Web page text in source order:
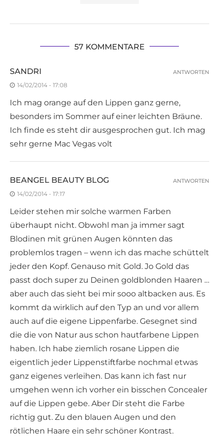
57 KOMMENTARE
SANDRI
14/02/2014 - 17:08
Ich mag orange auf den Lippen ganz gerne,
besonders im Sommer auf einer leichten Bräune.
Ich finde es steht dir ausgesprochen gut. Ich mag
sehr gerne Mac Vegas volt
ANTWORTEN
BEANGEL BEAUTY BLOG
14/02/2014 - 17:17
Leider stehen mir solche warmen Farben
überhaupt nicht. Obwohl man ja immer sagt
Blodinen mit grünen Augen könnten das
problemlos tragen – wenn ich das mache schüttelt
jeder den Kopf. Genauso mit Gold. Jo Gold das
passt doch super zu Deinen goldblonden Haaren …
aber auch das sieht bei mir sooo altbacken aus. Es
kommt da wirklich auf den Typ an und vor allem
auch auf die eigene Lippenfarbe. Gesegnet sind
die die von Natur aus schon hautfarbene Lippen
haben. Ich habe ziemlich rosane Lippen die
eigentlich jeder Lippenstiftfarbe nochmal etwas
ganz eigenes verleihen. Das kann ich fast nur
umgehen wenn ich vorher ein bisschen Concealer
auf die Lippen gebe. Aber Dir steht die Farbe
richtig gut. Zu den blauen Augen und den
rötlichen Haare ein sehr schöner Kontrast.
ANTWORTEN